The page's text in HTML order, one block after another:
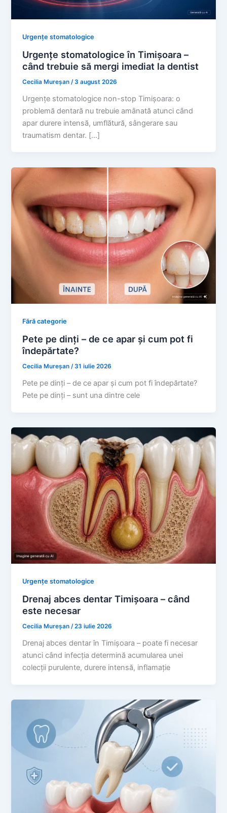
Urgențe stomatologice
Urgențe stomatologice în Timișoara –
când trebuie să mergi imediat la dentist
Cecilia Mureșan /3 august 2026
Urgențe stomatologice non-stop Timișoara: o
problemă dentară nu trebuie amânată atunci când
apar durere intensă, umflătură, sângerare sau
traumatism dentar. […]
Fără categorie
Pete pe dinți – de ce apar și cum pot fi
îndepărtate?
Cecilia Mureșan /31 iulie 2026
Pete pe dinți – de ce apar și cum pot fi îndepărtate?
Pete pe dinți – sunt una dintre cele
Urgențe stomatologice
Drenaj abces dentar Timișoara – când
este necesar
Cecilia Mureșan /23 iulie 2026
Drenaj abces dentar în Timișoara – poate fi necesar
atunci când infecția determină acumularea unei
colecții purulente, durere intensă, inflamație